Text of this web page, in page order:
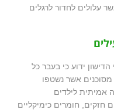
עלולים לחדור לרגלים
ידוע כי בעבר כל
מסוכנים אשר נשטפו
אמיתית לילדים
חזקים, חומרים כימיקליים